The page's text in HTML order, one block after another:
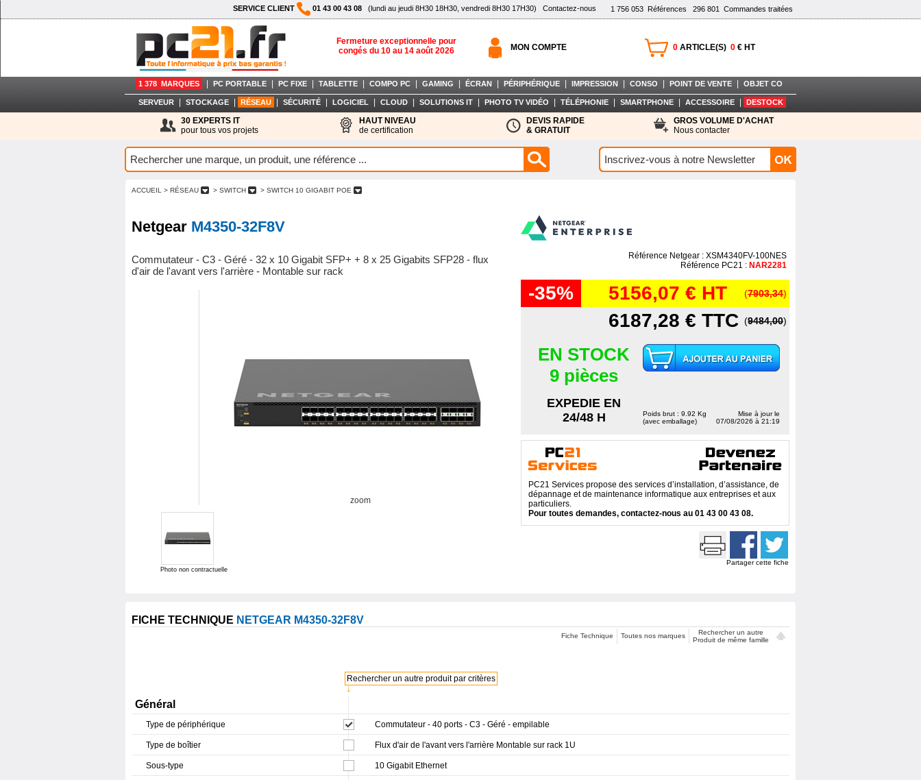
1 756 053 Références 296 801 Commandes traitées
SERVICE CLIENT 01 43 00 43 08 (lundi au jeudi 8H30 18H30, vendredi 8H30 17H30) Contactez-nous
Fermeture exceptionnelle pour
congés du 10 au 14 août 2026
0 ARTICLE(S) 0 € HT
MON COMPTE
1 378 MARQUES PC PORTABLE PC FIXE TABLETTE COMPO PC GAMING ÉCRAN PÉRIPHÉRIQUE IMPRESSION CONSO POINT DE VENTE OBJET CO
SERVEUR STOCKAGE RÉSEAU SÉCURITÉ LOGICIEL CLOUD SOLUTIONS IT PHOTO TV VIDÉO TÉLÉPHONIE SMARTPHONE ACCESSOIRE DESTOCK
30 EXPERTS IT
pour tous vos projets
HAUT NIVEAU
de certification
DEVIS RAPIDE
& GRATUIT
GROS VOLUME D'ACHAT
Nous contacter
ACCUEIL > RÉSEAU > SWITCH > SWITCH 10 GIGABIT POE
Netgear M4350-32F8V
Commutateur - C3 - Géré - 32 x 10 Gigabit SFP+ + 8 x 25 Gigabits SFP28 - flux
d'air de l'avant vers l'arrière - Montable sur rack
zoom
Photo non contractuelle
Référence Netgear : XSM4340FV-100NES
Référence PC21 : NAR2281
-35% 5156,07 € HT (7903,34)
6187,28 € TTC (9484,00)
EN STOCK
9 pièces
EXPEDIE EN
24/48 H
Poids brut : 9.92 Kg
(avec emballage)
Mise à jour le
07/08/2026 à 21:19
PC21 Services propose des services d’installation, d’assistance, de
dépannage et de maintenance informatique aux entreprises et aux
particuliers.
Pour toutes demandes, contactez-nous au 01 43 00 43 08.
Partager cette fiche
FICHE TECHNIQUE NETGEAR M4350-32F8V
Fiche Technique Toutes nos marques
Rechercher un autre
Produit de même famille
↓
Rechercher un autre produit par critères
Général
Type de périphérique Commutateur - 40 ports - C3 - Géré - empilable
Type de boîtier Flux d'air de l'avant vers l'arrière Montable sur rack 1U
Sous-type 10 Gigabit Ethernet